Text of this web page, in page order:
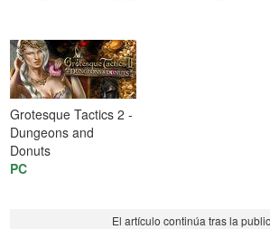
Grotesque Tactics 2 -
Dungeons and
Donuts
PC